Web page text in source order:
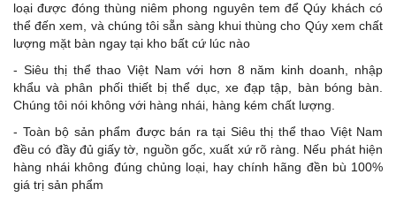
loại được đóng thùng niêm phong nguyên tem để Qúy khách có
thể đến xem, và chúng tôi sẵn sàng khui thùng cho Qúy xem chất
lượng mặt bàn ngay tại kho bất cứ lúc nào
- Siêu thị thể thao Việt Nam với hơn 8 năm kinh doanh, nhập
khẩu và phân phối thiết bị thể dục, xe đạp tập, bàn bóng bàn.
Chúng tôi nói không với hàng nhái, hàng kém chất lượng.
- Toàn bộ sản phẩm được bán ra tại Siêu thị thể thao Việt Nam
đều có đầy đủ giấy tờ, nguồn gốc, xuất xứ rõ ràng. Nếu phát hiện
hàng nhái không đúng chủng loại, hay chính hãng đền bù 100%
giá trị sản phẩm